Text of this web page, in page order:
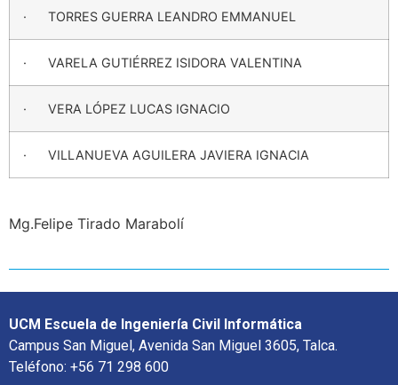
· TORRES GUERRA LEANDRO EMMANUEL
· VARELA GUTIÉRREZ ISIDORA VALENTINA
· VERA LÓPEZ LUCAS IGNACIO
· VILLANUEVA AGUILERA JAVIERA IGNACIA
Mg.Felipe Tirado Marabolí
UCM Escuela de Ingeniería Civil Informática
Campus San Miguel, Avenida San Miguel 3605, Talca.
Teléfono: +56 71 298 600